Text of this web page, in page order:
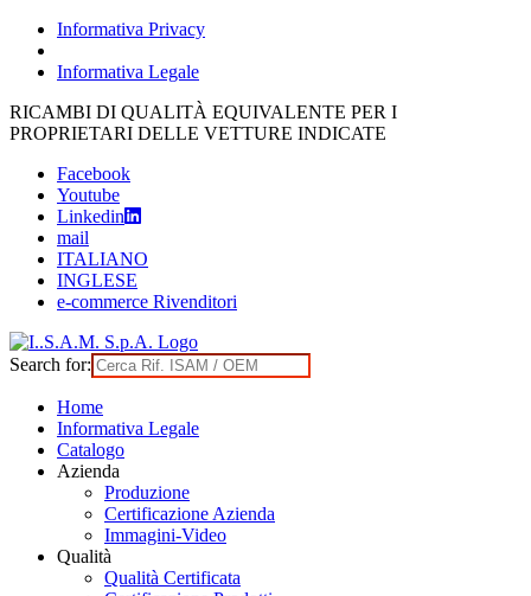
Informativa Privacy
Informativa Legale
Skip
to
RICAMBI DI QUALITÀ EQUIVALENTE PER I
PROPRIETARI DELLE VETTURE INDICATE
Facebook
Youtube
Linkedin
mail
ITALIANO
INGLESE
e-commerce Rivenditori
Search for:
Home
Informativa Legale
Catalogo
Azienda
Produzione
Certificazione Azienda
Immagini-Video
Qualità
Qualità Certificata